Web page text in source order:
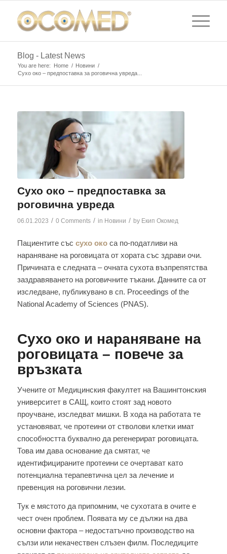
Blog - Latest News
You are here: Home / Новини /
Сухо око – предпоставка за роговична увреда...
Сухо око – предпоставка за
роговична увреда
06.01.2023 / 0 Comments / in Новини / by Екип Окомед
Пациентите със сухо окоса по-податливи на
нараняване на роговицата от хората със здрави очи.
Причината е следната – очната сухота възпрепятства
заздравяването на роговичните тъкани. Данните са от
изследване, публикувано в сп. Proceedings of the
National Academy of Sciences (PNAS).
Сухо око и нараняване на
роговицата – повече за
връзката
Учените от Медицинския факултет на Вашингтонския
университет в САЩ, които стоят зад новото
проучване, изследват мишки. В хода на работата те
установяват, че протеини от стволови клетки имат
способността буквално да регенерират роговицата.
Това им дава основание да смятат, че
идентифицираните протеини се очертават като
потенциална терапевтична цел за лечение и
превенция на роговични лезии.
Тук е мястото да припомним, че сухотата в очите е
чест очен проблем. Появата му се дължи на два
основни фактора – недостатъчно производство на
сълзи или некачествен слъзен филм. Последиците